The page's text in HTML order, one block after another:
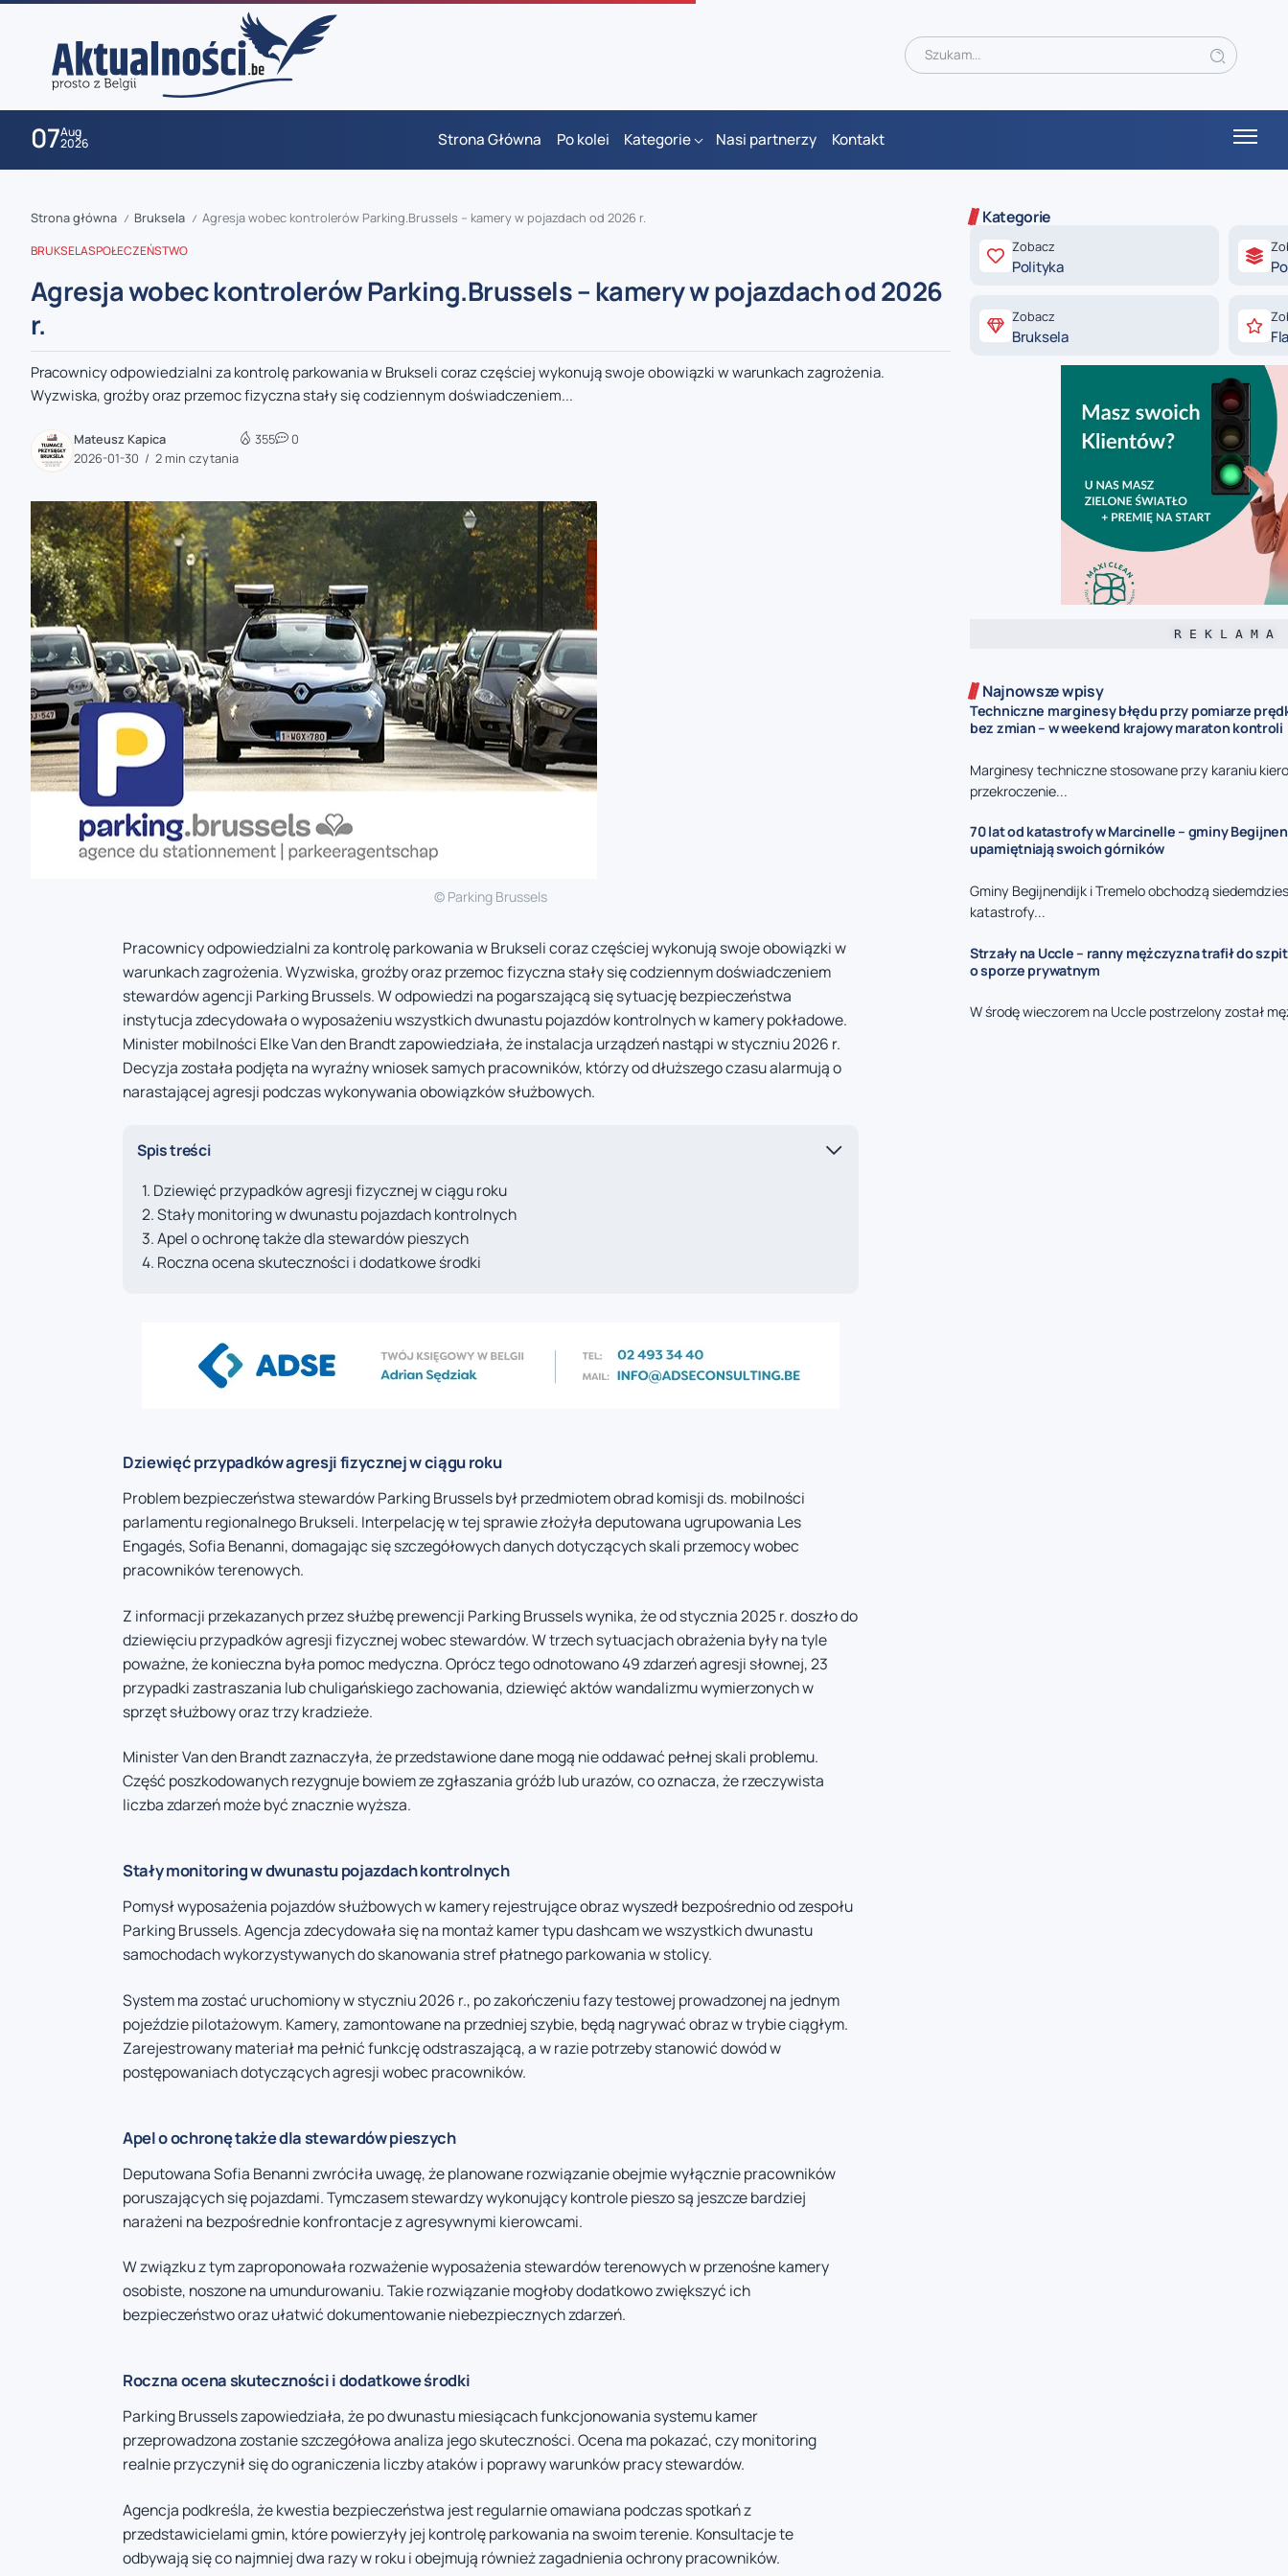
07Aug
2026 Strona Główna Po kolei Kategorie Nasi partnerzy Kontakt
zaobserwuj nas
zaobserwuj nas
zaobserwuj nas
zaobserwuj nas
zaobserwuj nas
Strona główna / Bruksela / Agresja wobec kontrolerów Parking.Brussels – kamery w pojazdach od 2026 r.
BRUKSELASPOŁECZEŃSTWO
Agresja wobec kontrolerów Parking.Brussels – kamery w pojazdach od 2026
r.
Pracownicy odpowiedzialni za kontrolę parkowania w Brukseli coraz częściej wykonują swoje obowiązki w warunkach zagrożenia.
Wyzwiska, groźby oraz przemoc fizyczna stały się codziennym doświadczeniem...
Mateusz Kapica
2026-01-30
2 min czytania
355 0
© Parking Brussels
Pracownicy odpowiedzialni za kontrolę parkowania w Brukseli coraz częściej wykonują swoje obowiązki w
warunkach zagrożenia. Wyzwiska, groźby oraz przemoc fizyczna stały się codziennym doświadczeniem
stewardów agencji Parking Brussels. W odpowiedzi na pogarszającą się sytuację bezpieczeństwa
instytucja zdecydowała o wyposażeniu wszystkich dwunastu pojazdów kontrolnych w kamery pokładowe.
Minister mobilności Elke Van den Brandt zapowiedziała, że instalacja urządzeń nastąpi w styczniu 2026 r.
Decyzja została podjęta na wyraźny wniosek samych pracowników, którzy od dłuższego czasu alarmują o
narastającej agresji podczas wykonywania obowiązków służbowych.
Spis treści
Dziewięć przypadków agresji fizycznej w ciągu roku
Stały monitoring w dwunastu pojazdach kontrolnych
Apel o ochronę także dla stewardów pieszych
Roczna ocena skuteczności i dodatkowe środki
Dziewięć przypadków agresji fizycznej w ciągu roku
Problem bezpieczeństwa stewardów Parking Brussels był przedmiotem obrad komisji ds. mobilności
parlamentu regionalnego Brukseli. Interpelację w tej sprawie złożyła deputowana ugrupowania Les
Engagés, Sofia Benanni, domagając się szczegółowych danych dotyczących skali przemocy wobec
pracowników terenowych.
Z informacji przekazanych przez służbę prewencji Parking Brussels wynika, że od stycznia 2025 r. doszło do
dziewięciu przypadków agresji fizycznej wobec stewardów. W trzech sytuacjach obrażenia były na tyle
poważne, że konieczna była pomoc medyczna. Oprócz tego odnotowano 49 zdarzeń agresji słownej, 23
przypadki zastraszania lub chuligańskiego zachowania, dziewięć aktów wandalizmu wymierzonych w
sprzęt służbowy oraz trzy kradzieże.
Minister Van den Brandt zaznaczyła, że przedstawione dane mogą nie oddawać pełnej skali problemu.
Część poszkodowanych rezygnuje bowiem ze zgłaszania gróźb lub urazów, co oznacza, że rzeczywista
liczba zdarzeń może być znacznie wyższa.
Stały monitoring w dwunastu pojazdach kontrolnych
Pomysł wyposażenia pojazdów służbowych w kamery rejestrujące obraz wyszedł bezpośrednio od zespołu
Parking Brussels. Agencja zdecydowała się na montaż kamer typu dashcam we wszystkich dwunastu
samochodach wykorzystywanych do skanowania stref płatnego parkowania w stolicy.
System ma zostać uruchomiony w styczniu 2026 r., po zakończeniu fazy testowej prowadzonej na jednym
pojeździe pilotażowym. Kamery, zamontowane na przedniej szybie, będą nagrywać obraz w trybie ciągłym.
Zarejestrowany materiał ma pełnić funkcję odstraszającą, a w razie potrzeby stanowić dowód w
postępowaniach dotyczących agresji wobec pracowników.
Apel o ochronę także dla stewardów pieszych
Deputowana Sofia Benanni zwróciła uwagę, że planowane rozwiązanie obejmie wyłącznie pracowników
poruszających się pojazdami. Tymczasem stewardzy wykonujący kontrole pieszo są jeszcze bardziej
narażeni na bezpośrednie konfrontacje z agresywnymi kierowcami.
W związku z tym zaproponowała rozważenie wyposażenia stewardów terenowych w przenośne kamery
osobiste, noszone na umundurowaniu. Takie rozwiązanie mogłoby dodatkowo zwiększyć ich
bezpieczeństwo oraz ułatwić dokumentowanie niebezpiecznych zdarzeń.
Roczna ocena skuteczności i dodatkowe środki
Parking Brussels zapowiedziała, że po dwunastu miesiącach funkcjonowania systemu kamer
przeprowadzona zostanie szczegółowa analiza jego skuteczności. Ocena ma pokazać, czy monitoring
realnie przyczynił się do ograniczenia liczby ataków i poprawy warunków pracy stewardów.
Agencja podkreśla, że kwestia bezpieczeństwa jest regularnie omawiana podczas spotkań z
przedstawicielami gmin, które powierzyły jej kontrolę parkowania na swoim terenie. Konsultacje te
odbywają się co najmniej dwa razy w roku i obejmują również zagadnienia ochrony pracowników.
Kategorie
Zobacz
Polityka
Zobacz
Bruksela
R E K L A M A
Najnowsze wpisy
Techniczne marginesy błędu przy pomiarze
bez zmian – w weekend krajowy maraton kontroli
Marginesy techniczne stosowane przy karaniu
przekroczenie...
70 lat od katastrofy w Marcinelle – gminy
upamiętniają swoich górników
Gminy Begijnendijk i Tremelo obchodzą
katastrofy...
Strzały na Uccle – ranny mężczyzna trafił do
o sporze prywatnym
W środę wieczorem na Uccle postrzelony został